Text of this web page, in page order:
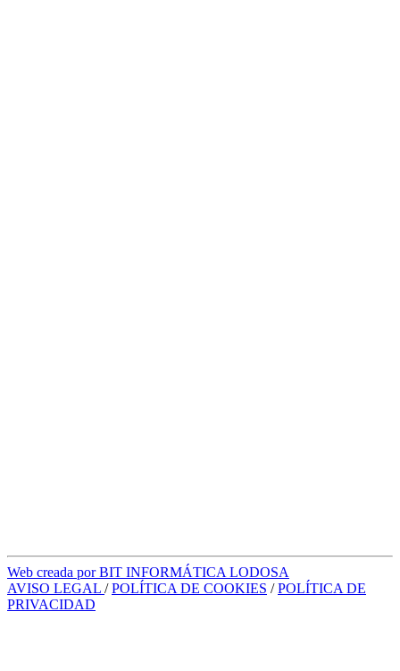
Web creada por BIT INFORMÁTICA LODOSA
AVISO LEGAL /POLÍTICA DE COOKIES /POLÍTICA DE
PRIVACIDAD